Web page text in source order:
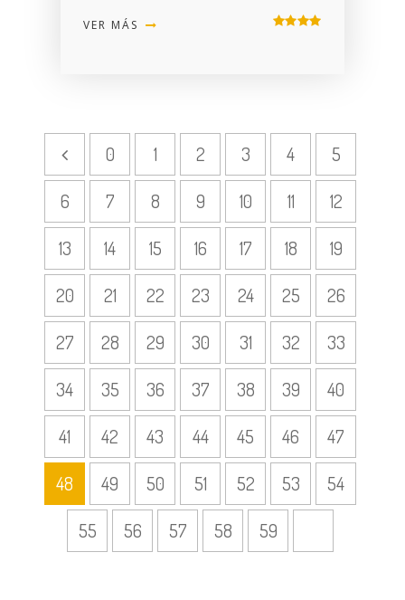
VER MÁS
0 1 2 3 4
5
6
7 8 9 10 11
12
13
14 15 16 17 18
19
20
21 22 23 24 25
26
27
28 29 30 31 32
33
34
35 36 37 38 39
40
41
42 43 44 45 46
47
48
49 50 51 52 53
54
55
56 57 58 59